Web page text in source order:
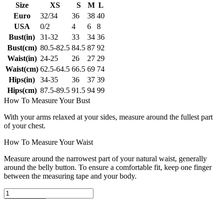
Size XS S M L
Euro
32/34 36 38 40
USA
0/2 4 6
8
Bust(in)
31-32 33 34 36
Bust(cm) 80.5-82.5 84.5 87 92
Waist(in) 24-25 26 27 29
Waist(cm) 62.5-64.5 66.5 69 74
Hips(in)
34-35 36 37 39
Hips(cm) 87.5-89.5 91.5 94 99
How To Measure Your Bust
With your arms relaxed at your sides, measure around the fullest part
of your chest.
How To Measure Your Waist
Measure around the narrowest part of your natural waist, generally
around the belly button. To ensure a comfortable fit, keep one finger
between the measuring tape and your body.